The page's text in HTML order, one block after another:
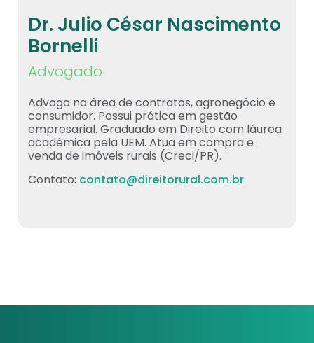
Dr. Julio César Nascimento
Bornelli
Advogado
Advoga na área de contratos, agronegócio e
consumidor. Possui prática em gestão
empresarial. Graduado em Direito com láurea
acadêmica pela UEM. Atua em compra e
venda de imóveis rurais (Creci/PR).
Contato: contato@direitorural.com.br